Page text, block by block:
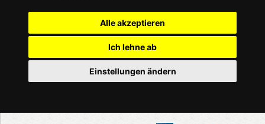
Alle akzeptieren
Ich lehne ab
Einstellungen ändern